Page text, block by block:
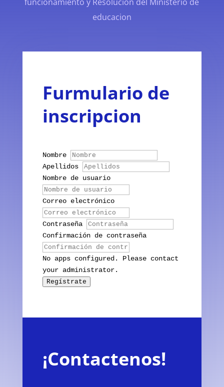
educacion
Furmulario de
inscripcion
Nombre
Apellidos
Nombre de usuario
Correo electrónico
Contraseña
Confirmación de contraseña
No apps configured. Please contact
your administrator.
Regístrate
¡Contactenos!